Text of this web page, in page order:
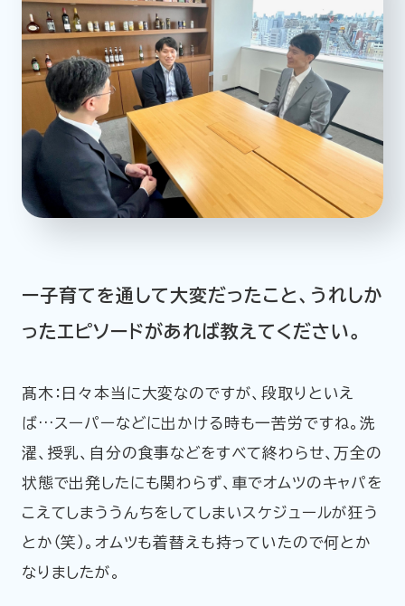
ー子育てを通して大変だったこと、うれしか
ったエピソードがあれば教えてください。
髙木：日々本当に大変なのですが、段取りといえ
ば…スーパーなどに出かける時も一苦労ですね。洗
濯、授乳、自分の食事などをすべて終わらせ、万全の
状態で出発したにも関わらず、車でオムツのキャパを
こえてしまううんちをしてしまいスケジュールが狂う
とか（笑）。オムツも着替えも持っていたので何とか
なりましたが。